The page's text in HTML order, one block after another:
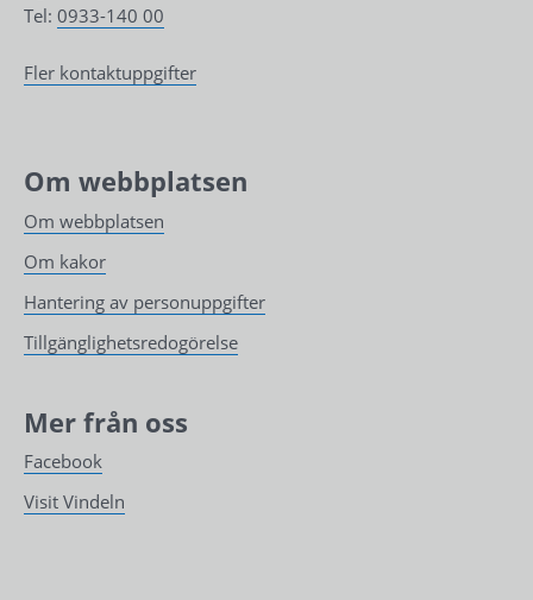
Tel: 0933-140 00
Fler kontaktuppgifter
Om webbplatsen
Om webbplatsen
Om kakor
Hantering av personuppgifter
Tillgänglighetsredogörelse
Mer från oss
Facebook
Visit Vindeln